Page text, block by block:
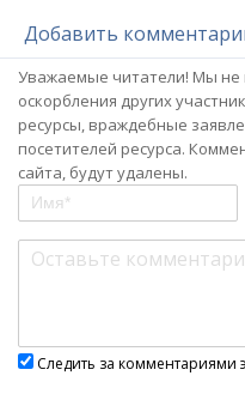
Добавить
Уважаемые читатели! Мы не
оскорбления других
ресурсы, враждебные
посетителей ресурса.
сайта, будут удалены.
Следить за комментариями